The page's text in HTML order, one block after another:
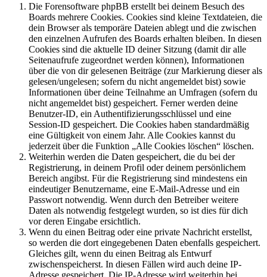
Die Forensoftware phpBB erstellt bei deinem Besuch des
Boards mehrere Cookies. Cookies sind kleine Textdateien, die
dein Browser als temporäre Dateien ablegt und die zwischen
den einzelnen Aufrufen des Boards erhalten bleiben. In diesen
Cookies sind die aktuelle ID deiner Sitzung (damit dir alle
Seitenaufrufe zugeordnet werden können), Informationen
über die von dir gelesenen Beiträge (zur Markierung dieser als
gelesen/ungelesen; sofern du nicht angemeldet bist) sowie
Informationen über deine Teilnahme an Umfragen (sofern du
nicht angemeldet bist) gespeichert. Ferner werden deine
Benutzer-ID, ein Authentifizierungsschlüssel und eine
Session-ID gespeichert. Die Cookies haben standardmäßig
eine Gültigkeit von einem Jahr. Alle Cookies kannst du
jederzeit über die Funktion „Alle Cookies löschen“ löschen.
Weiterhin werden die Daten gespeichert, die du bei der
Registrierung, in deinem Profil oder deinem persönlichem
Bereich angibst. Für die Registrierung sind mindestens ein
eindeutiger Benutzername, eine E-Mail-Adresse und ein
Passwort notwendig. Wenn durch den Betreiber weitere
Daten als notwendig festgelegt wurden, so ist dies für dich
vor deren Eingabe ersichtlich.
Wenn du einen Beitrag oder eine private Nachricht erstellst,
so werden die dort eingegebenen Daten ebenfalls gespeichert.
Gleiches gilt, wenn du einen Beitrag als Entwurf
zwischenspeicherst. In diesen Fällen wird auch deine IP-
Adresse gespeichert. Die IP-Adresse wird weiterhin bei